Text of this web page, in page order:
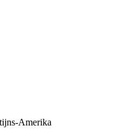
Amerika